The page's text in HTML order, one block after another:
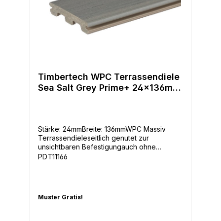
Timbertech WPC Terrassendiele
Sea Salt Grey Prime+ 24x136mm
Stärke: 24mmBreite: 136mmWPC Massiv
Terrassendieleseitlich genutet zur
unsichtbaren Befestigungauch ohne
seitliche Nut glatt lieferbarFarben Prime+ :
Dauerhaftigkeitsklassepassende Stirnbretter
PDT11166
Muster Gratis!